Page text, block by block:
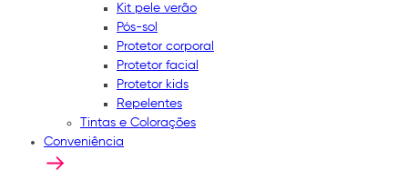
Kit pele verão
Pós-sol
Protetor corporal
Protetor facial
Protetor kids
Repelentes
Tintas e Colorações
Conveniência